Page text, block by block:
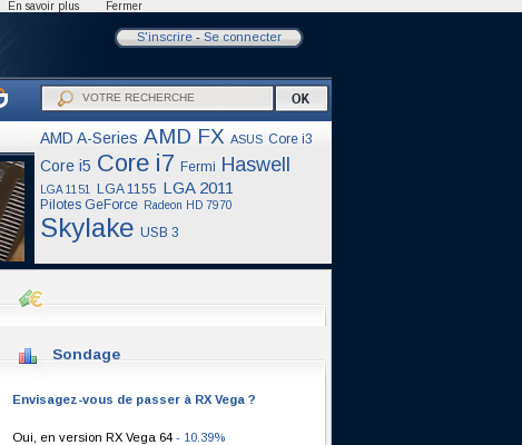
S'inscrire- Se connecter
AMD A-Series AMD FX ASUS Core i3
Core i5 Core i7 Fermi Haswell
LGA 1151 LGA 1155 LGA 2011
Pilotes GeForce Radeon HD 7970
Skylake USB 3
Sondage
Envisagez-vous de passer à RX Vega ?
Oui, en version RX Vega 64 - 10.39%
En savoir plus Fermer